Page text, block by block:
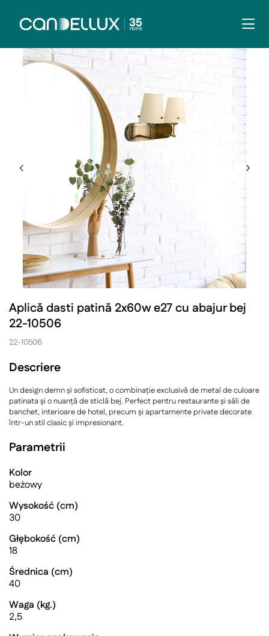
Aplică dasti patină 2x60w e27 cu abajur bej
22-10506
22-10506
Descriere
Un design demn și sofisticat, o combinație exclusivă de metal de culoare
patinata și o nuanță de sticlă bej. Perfect pentru restaurante și săli de
banchet, interioare de hotel, precum și apartamente private decorate
într-un stil clasic și impresionant.
Parametrii
Kolor
beżowy
Wysokość (cm)
30
Głębokość (cm)
18
Średnica (cm)
40
Waga (kg.)
2,5